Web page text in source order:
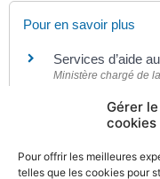
Gérer
cookies
Pour offrir les meilleures
telles que les cookies pour
Pour en savoir plus
Services d’aide
Ministère chargé de
Ministère chargé de
ou
Ministère chargé de